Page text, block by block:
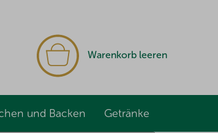
Warenkorb leeren
und Backen Getränke